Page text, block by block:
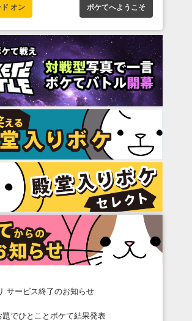
オン ボケてへようこそ
サービス終了のお知らせ
題でひとことボケて結果発表